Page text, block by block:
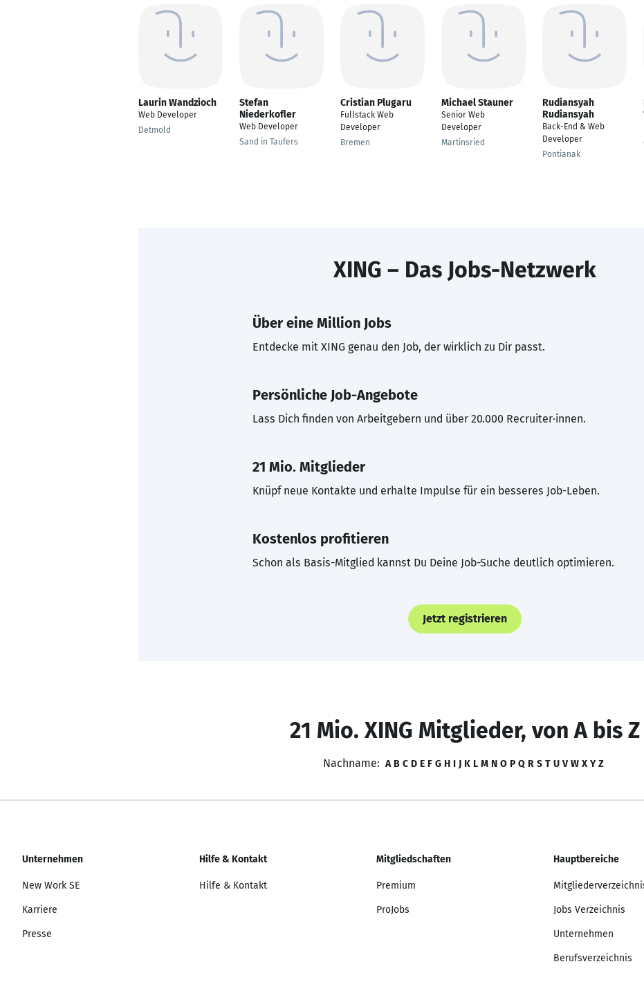
Laurin Wandzioch
Web Developer
Detmold
Stefan
Niederkofler
Web Developer
Sand in Taufers
Cristian Plugaru
Fullstack Web
Developer
Bremen
Michael Stauner
Senior Web
Developer
Martinsried
Rudiansyah
Rudiansyah
Back-End & Web
Developer
Pontianak
XING – Das Jobs-Netzwerk
Über eine Million Jobs
Entdecke mit XING genau den Job, der wirklich zu Dir passt.
Persönliche Job-Angebote
Lass Dich finden von Arbeitgebern und über 20.000 Recruiter·innen.
21 Mio. Mitglieder
Knüpf neue Kontakte und erhalte Impulse für ein besseres Job-Leben.
Kostenlos profitieren
Schon als Basis-Mitglied kannst Du Deine Job-Suche deutlich optimieren.
Jetzt registrieren
21 Mio. XING Mitglieder, von A bis Z
Nachname: A B C D E F G H I J K L M N O P Q R S T U V W X Y Z
Unternehmen
New Work SE
Karriere
Presse
Hilfe & Kontakt
Hilfe & Kontakt
Mitgliedschaften
Premium
ProJobs
Hauptbereiche
Jobs Verzeichnis
Unternehmen
Berufsverzeichnis